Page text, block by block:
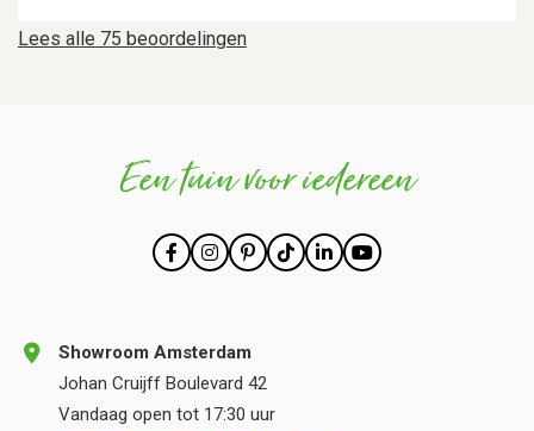
Lees alle 75 beoordelingen
Een tuin voor iedereen
Showroom Amsterdam
Johan Cruijff Boulevard 42
Vandaag open tot 17:30 uur